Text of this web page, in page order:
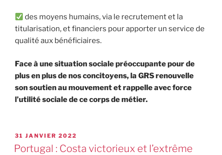
des moyens humains, via le recrutement et la
titularisation, et financiers pour apporter un service de
qualité aux bénéficiaires.
Face à une situation sociale préoccupante pour de
plus en plus de nos concitoyens, la GRS renouvelle
son soutien au mouvement et rappelle avec force
l’utilité sociale de ce corps de métier.
31 JANVIER 2022
Portugal : Costa victorieux et l’extrême